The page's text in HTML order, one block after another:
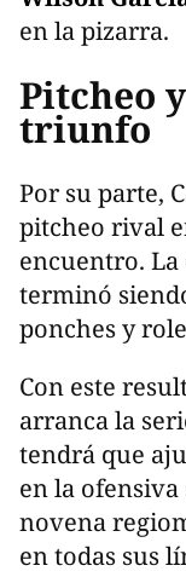
en la pizarra.
Pitcheo
triunfo
Por su parte,
pitcheo rival
encuentro.
terminó
ponches y
Con este
arranca la
tendrá que
en la
novena
en todas sus